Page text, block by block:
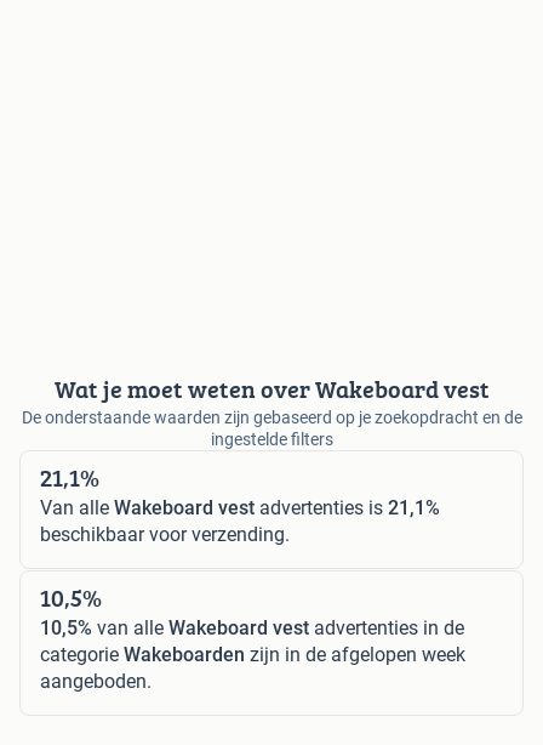
Wat je moet weten over Wakeboard vest
De onderstaande waarden zijn gebaseerd op je zoekopdracht en de
ingestelde filters
21,1%
Van alle Wakeboard vest advertenties is 21,1%
beschikbaar voor verzending.
10,5%
10,5% van alle Wakeboard vest advertenties in de
categorie Wakeboarden zijn in de afgelopen week
aangeboden.